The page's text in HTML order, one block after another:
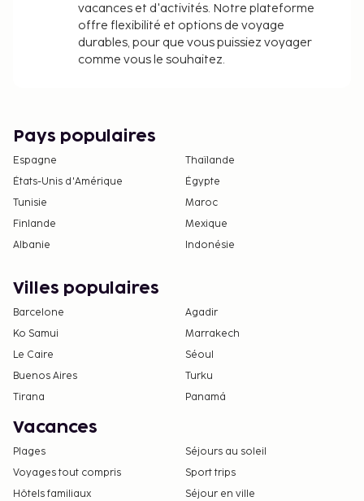
vacances et d'activités. Notre plateforme
offre flexibilité et options de voyage
durables, pour que vous puissiez voyager
comme vous le souhaitez.
Pays populaires
Espagne
Thaïlande
États-Unis d'Amérique
Égypte
Tunisie
Maroc
Finlande
Mexique
Albanie
Indonésie
Villes populaires
Barcelone
Agadir
Ko Samui
Marrakech
Le Caire
Séoul
Buenos Aires
Turku
Tirana
Panamá
Vacances
Plages
Séjours au soleil
Voyages tout compris
Sport trips
Hôtels familiaux
Séjour en ville